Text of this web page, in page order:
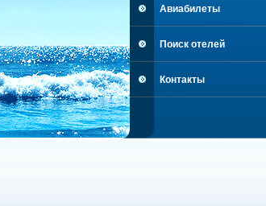
Авиабилеты
Поиск отелей
Контакты